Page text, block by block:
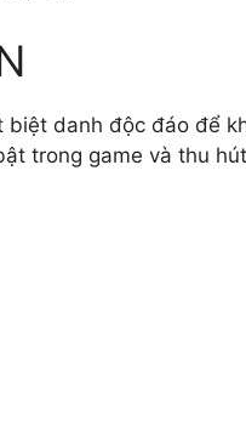
danh độc đáo để
trong game và thu